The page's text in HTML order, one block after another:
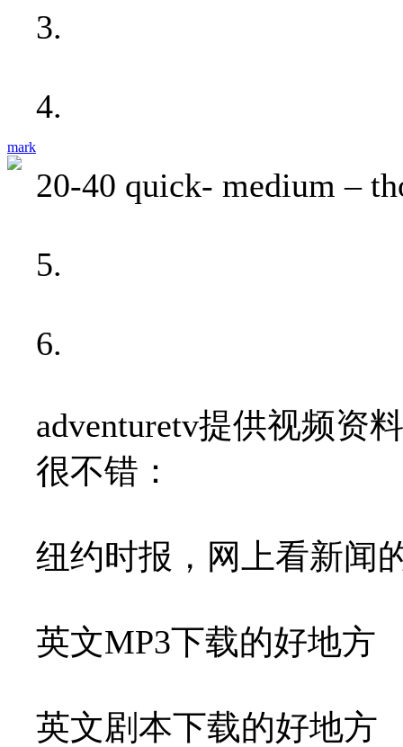
mark
3.
4.
20-40 quick- medium –
5.
6.
adventuretv提供视频资
很不错：
纽约时报，网上看新闻
英文MP3下载的好地方
英文剧本下载的好地方